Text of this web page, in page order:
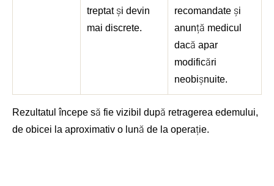
treptat și devin
mai discrete.
recomandate și
anunță medicul
dacă apar
modificări
neobișnuite.
Rezultatul începe să fie vizibil după retragerea edemului,
de obicei la aproximativ o lună de la operație.